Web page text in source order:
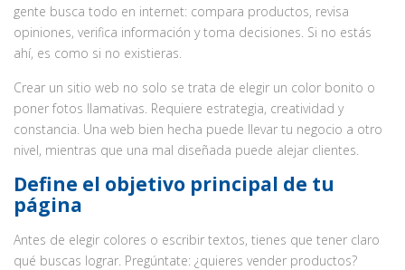
gente busca todo en internet: compara productos, revisa
opiniones, verifica información y toma decisiones. Si no estás
ahí, es como si no existieras.
Crear un sitio web no solo se trata de elegir un color bonito o
poner fotos llamativas. Requiere estrategia, creatividad y
constancia. Una web bien hecha puede llevar tu negocio a otro
nivel, mientras que una mal diseñada puede alejar clientes.
Define el objetivo principal de tu
página
Antes de elegir colores o escribir textos, tienes que tener claro
qué buscas lograr. Pregúntate: ¿quieres vender productos?